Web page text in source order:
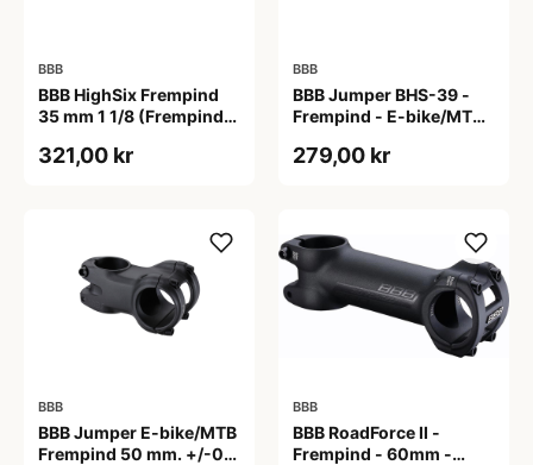
BBB
BBB HighSix Frempind
35 mm 1 1/8 (Frempind
321,00 kr
BBB
BBB Jumper BHS-39 -
Frempind - E-bike/MTB -
279,00 kr
BBB
BBB Jumper E-bike/MTB
Frempind 50 mm. +/-0
BBB
BBB RoadForce II -
Frempind - 60mm -